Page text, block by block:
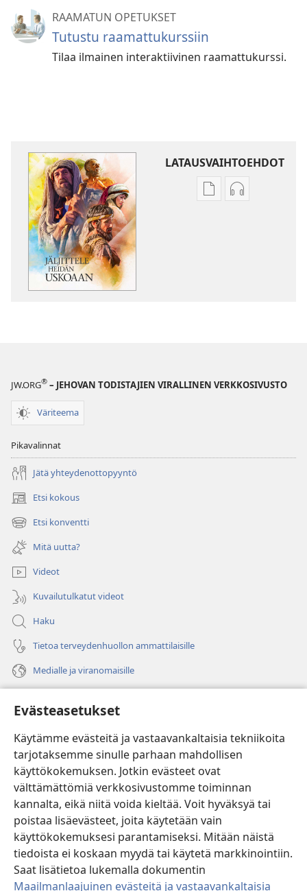
Evästeasetukset
Käytämme evästeitä ja vastaavankaltaisia tekniikoita
tarjotaksemme sinulle parhaan mahdollisen
käyttökokemuksen. Jotkin evästeet ovat
välttämättömiä verkkosivustomme toiminnan
kannalta, eikä niitä voida kieltää. Voit hyväksyä tai
poistaa lisäevästeet, joita käytetään vain
käyttökokemuksesi parantamiseksi. Mitään näistä
tiedoista ei koskaan myydä tai käytetä markkinointiin.
Saat lisätietoa lukemalla dokumentin
Maailmanlaajuinen evästeitä ja vastaavankaltaisia
RAAMATUN OPETUKSET
Tutustu raamattukurssiin
Tilaa ilmainen interaktiivinen raamattukurssi.
LATAUSVAIHTOEHDOT
JulkaisujenÄänitteiden
JW.ORG® – JEHOVAN TODISTAJIEN VIRALLINEN VERKKOSIVUSTO
Väriteema
Pikavalinnat
Jätä yhteydenottopyyntö
Etsi kokous
(avaa
uuden
ikkunan)
Etsi konventti
(avaa
uuden
ikkunan)
Mitä uutta?
Videot
Kuvailutulkatut videot
Haku
Tietoa terveydenhuollon ammattilaisille
Medialle ja viranomaisille
(avaa
uuden
ikkunan)Vartiotornin VERKKOKIRJASTO
(avaa
uuden
ikkunan)JW Hub
(avaa
uuden
ikkunan)
®
Watchtower Library